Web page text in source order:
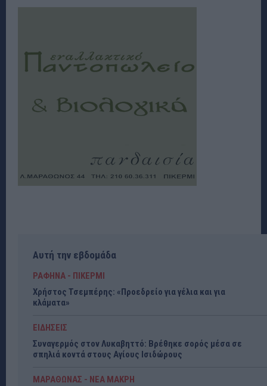
Αυτή την εβδομάδα
ΡΑΦΗΝΑ - ΠΙΚΕΡΜΙ
Χρήστος Τσεμπέρης: «Προεδρείο για γέλια και για
κλάματα»
ΕΙΔΗΣΕΙΣ
Συναγερμός στον Λυκαβηττό: Βρέθηκε σορός μέσα σε
σπηλιά κοντά στους Αγίους Ισιδώρους
ΜΑΡΑΘΩΝΑΣ - ΝΕΑ ΜΑΚΡΗ